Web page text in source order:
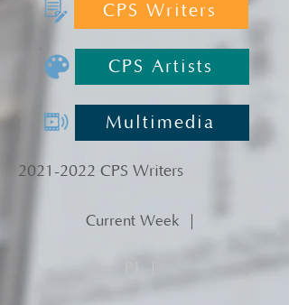
CPS Writers
CPS Artists
Multimedia
2021-2022 CPS Writers
Current Week ｜